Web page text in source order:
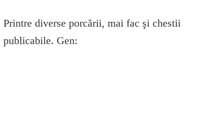
Printre diverse porcării, mai fac şi chestii
publicabile. Gen: